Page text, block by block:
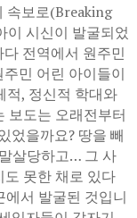
속보로(Breaking
이 시신이 발굴되었
전역에서 원주민
민 어린 아이들이
적, 정신적 학대와
보도는 오래전부터
었을까요? 땅을 빼
살당하고… 그 사
못한 채로 있다
서 발굴된 것입니